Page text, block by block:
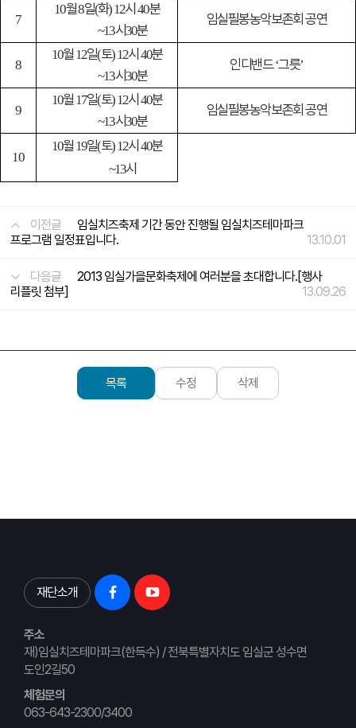
7
10월8일(화) 12시 40분
~13시30분
임실필봉농악보존회 공연
8
10월 12일(토) 12시 40분
~13시30분
인디밴드‘그릇’
9
10월 17일(토) 12시 40분
~13시30분
임실필봉농악보존회 공연
10
10월 19일(토) 12시 40분
~13시
이전글
임실치즈축제 기간 동안 진행될 임실치즈테마파크
프로그램 일정표입니다.
13.10.01
다음글
2013 임실가을문화축제에 여러분을 초대합니다.[행사
리플릿 첨부]
13.09.26
목록 수정 삭제
재단소개
주소
재)임실치즈테마파크(한득수) / 전북특별자치도 임실군 성수면
도인2길50
체험문의
063-643-2300/3400